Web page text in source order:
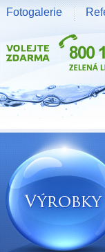
Fotogalerie